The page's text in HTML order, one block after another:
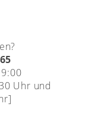
Uhr und